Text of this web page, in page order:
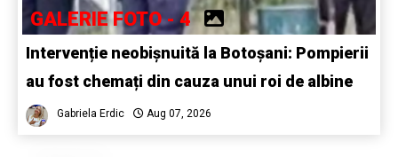
GALERIE FOTO - 4
Intervenție neobișnuită la Botoșani: Pompierii
au fost chemați din cauza unui roi de albine
Gabriela Erdic Aug 07, 2026